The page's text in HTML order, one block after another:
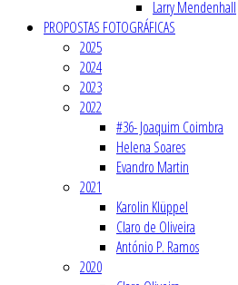
Larry Mendenhall
PROPOSTAS FOTOGRÁFICAS
2025
2024
2023
2022
#36- Joaquim Coimbra
Helena Soares
Evandro Martin
2021
Karolin Klüppel
Claro de Oliveira
António P. Ramos
2020